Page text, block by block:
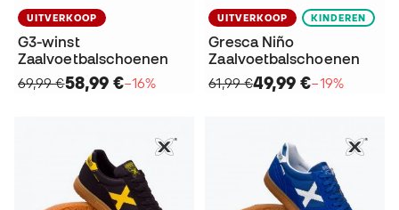
UITVERKOOP
G3-winst
Zaalvoetbalschoenen
69,99 €58,99 €−16%
UITVERKOOP KINDEREN
Gresca Niño
Zaalvoetbalschoenen
61,99 €49,99 €−19%